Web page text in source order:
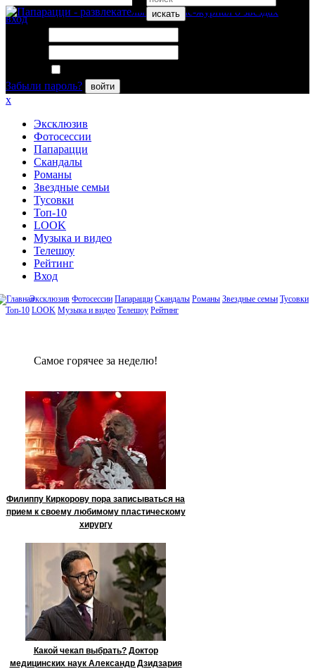
искать
вход
Забыли пароль?
войти
x
Эксклюзив
Фотосессии
Папарацци
Скандалы
Романы
Звездные семьи
Тусовки
Топ-10
LOOK
Музыка и видео
Телешоу
Рейтинг
Вход
Эксклюзив Фотосессии Папарацци Скандалы Романы Звездные семьи Тусовки
Топ-10 LOOK Музыка и видео Телешоу Рейтинг
Сaмое гoрячее за неделю!
Филиппу Киркорову пора записываться на
прием к своему любимому пластическому
хирургу
Какой чекап выбрать? Доктор
медицинских наук Александр Дзидзария